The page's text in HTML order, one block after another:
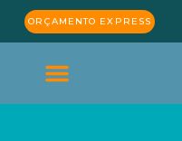
ORÇAMENTO EXPRESS